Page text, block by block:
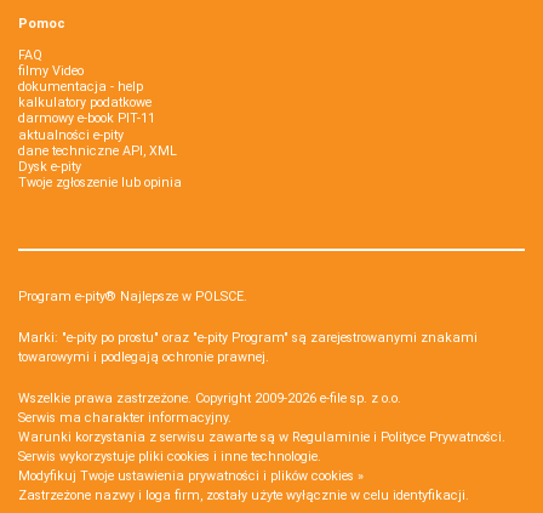
Pomoc
FAQ
filmy Video
dokumentacja - help
kalkulatory podatkowe
darmowy e-book PIT-11
aktualności e-pity
dane techniczne API, XML
Dysk e-pity
Twoje zgłoszenie lub opinia
Program e-pity® Najlepsze w POLSCE.
Marki: "e-pity po prostu" oraz "e-pity Program" są zarejestrowanymi znakami
towarowymi i podlegają ochronie prawnej.
Wszelkie prawa zastrzeżone. Copyright 2009-2026 e-file sp. z o.o.
Serwis ma charakter informacyjny.
Warunki korzystania z serwisu zawarte są w Regulaminie i Polityce Prywatności.
Serwis wykorzystuje pliki cookies i inne technologie.
Modyfikuj Twoje ustawienia prywatności i plików cookies »
Zastrzeżone nazwy i loga firm, zostały użyte wyłącznie w celu identyfikacji.